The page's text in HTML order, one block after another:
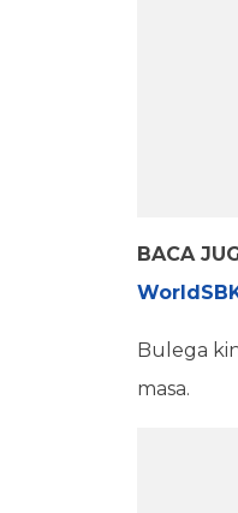
BACA
Bulega
masa.